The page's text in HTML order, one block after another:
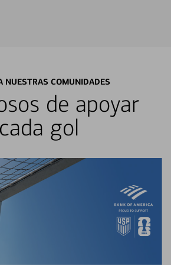
NUESTRAS COMUNIDADES
de apoyar
cada gol